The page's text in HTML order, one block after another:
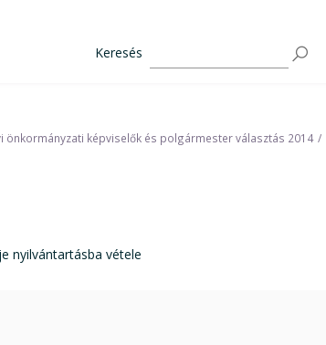
Keresés
önkormányzati képviselők és polgármester választás 2014
nyilvántartásba vétele